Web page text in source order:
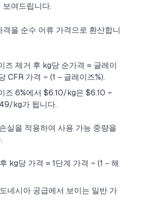
보여드립니다.
격을 순수 어류 가격으로 환산합니
즈 제거 후 kg당 순가격 = 글레이
CFR 가격 ÷ (1 − 글레이즈%).
즈 6%에서 $6.10/kg은 $6.10 ÷
kg가 됩니다.
실을 적용하여 사용 가능 중량을
kg당 가격 = 1단계 가격 ÷ (1 − 해
네시아 공급에서 보이는 일반 가